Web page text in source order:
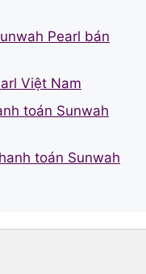
Pearl bán
Việt Nam
toán Sunwah
toán Sunwah